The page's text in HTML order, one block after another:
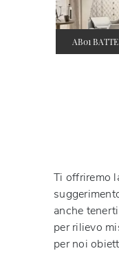
AB01
Ti offriremo
anche
per rilievo
per noi